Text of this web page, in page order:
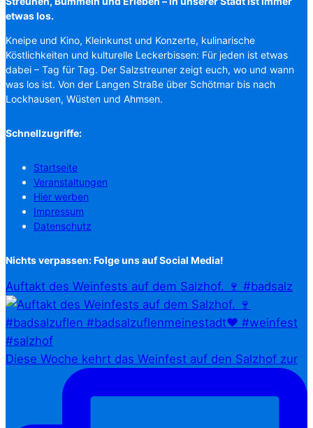
etwas los.
Kneipe und Kino, Kleinkunst und Konzerte, kulinarische
Köstlichkeiten und kulturelle Leckerbissen: Für jeden ist etwas
dabei – Tag für Tag. Der Salzstreuner zeigt euch, wo und wann
was los ist. Von der Langen Straße über Schötmar bis nach
Lockhausen, Wüsten und Ahmsen.
Schnellzugriffe:
Startseite
Veranstaltungen
Hier werben
Impressum
Datenschutz
Nichts verpassen: Folge uns auf Social Media!
Auftakt des Weinfests auf dem Salzhof. 🍷 #badsalz
Diese Woche kehrt das Weinfest auf den Salzhof zur